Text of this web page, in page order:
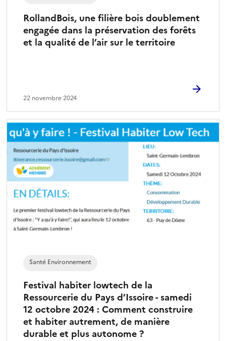
RollandBois, une filière bois doublement
engagée dans la préservation des forêts
et la qualité de l’air sur le territoire
22 novembre 2024
Festival habiter lowtech de la
Ressourcerie du Pays d’Issoire - samedi
12 octobre 2024 : Comment construire
et habiter autrement, de manière
durable et plus autonome ?
Santé Environnement